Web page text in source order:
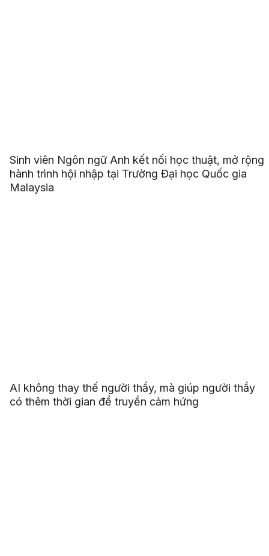
Sinh viên Ngôn ngữ Anh kết nối học thuật, mở rộng
hành trình hội nhập tại Trường Đại học Quốc gia
Malaysia
AI không thay thế người thầy, mà giúp người thầy
có thêm thời gian để truyền cảm hứng